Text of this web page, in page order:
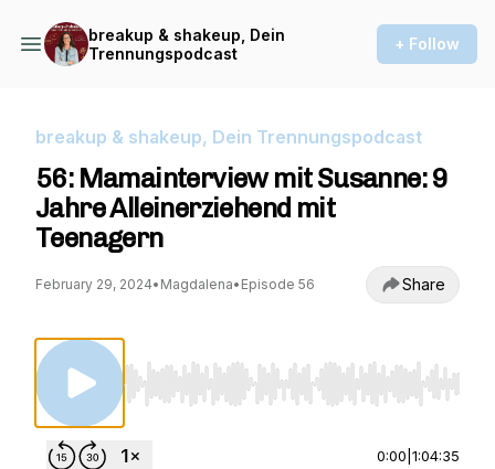
breakup & shakeup, Dein
Trennungspodcast
+ Follow
breakup & shakeup, Dein Trennungspodcast
56: Mamainterview mit Susanne: 9
Jahre Alleinerziehend mit
Teenagern
February 29, 2024• Magdalena• Episode 56 Share
Use Left/Right to seek, Home/End to jump
0:00 1:04:35